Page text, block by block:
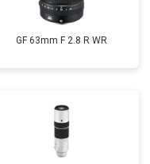
GF 63mm F 2.8 R WR